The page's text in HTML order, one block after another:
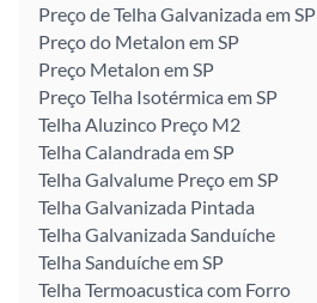
Preço de Telha Galvanizada em SP
Preço do Metalon em SP
Preço Metalon em SP
Preço Telha Isotérmica em SP
Telha Aluzinco Preço M2
Telha Calandrada em SP
Telha Galvalume Preço em SP
Telha Galvanizada Pintada
Telha Galvanizada Sanduíche
Telha Sanduíche em SP
Telha Termoacustica com Forro